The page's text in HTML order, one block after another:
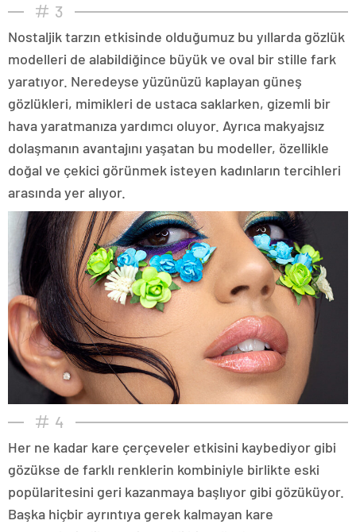
3
Nostaljik tarzın etkisinde olduğumuz bu yıllarda gözlük
modelleri de alabildiğince büyük ve oval bir stille fark
yaratıyor. Neredeyse yüzünüzü kaplayan güneş
gözlükleri, mimikleri de ustaca saklarken, gizemli bir
hava yaratmanıza yardımcı oluyor. Ayrıca makyajsız
dolaşmanın avantajını yaşatan bu modeller, özellikle
doğal ve çekici görünmek isteyen kadınların tercihleri
arasında yer alıyor.
4
Her ne kadar kare çerçeveler etkisini kaybediyor gibi
gözükse de farklı renklerin kombiniyle birlikte eski
popülaritesini geri kazanmaya başlıyor gibi gözüküyor.
Başka hiçbir ayrıntıya gerek kalmayan kare